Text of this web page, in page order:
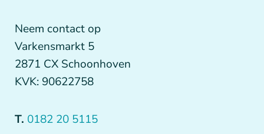
Neem contact op
Varkensmarkt 5
2871 CX Schoonhoven
KVK: 90622758
T. 0182 20 5115